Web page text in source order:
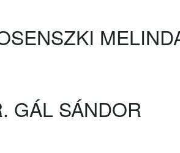
GÁL SÁNDOR